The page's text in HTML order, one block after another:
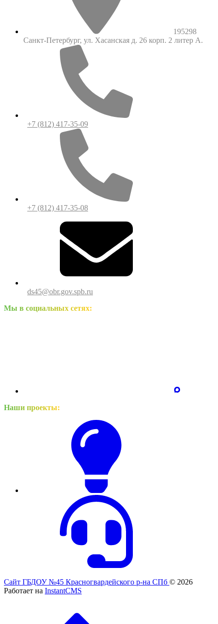
195298
Санкт-Петербург, ул. Хасанская д. 26 корп. 2 литер А.
+7 (812) 417-35-09
+7 (812) 417-35-08
ds45@obr.gov.spb.ru
Мы в социальных сетях:
Наши проекты:
Сайт ГБДОУ №45 Красногвардейского р-на СПб © 2026
Работает на InstantCMS